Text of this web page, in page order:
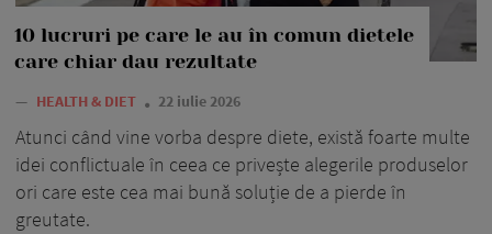
10 lucruri pe care le au în comun dietele
care chiar dau rezultate
— HEALTH & DIET 22 iulie 2026
Atunci când vine vorba despre diete, există foarte multe
idei conflictuale în ceea ce privește alegerile produselor
ori care este cea mai bună soluție de a pierde în
greutate.